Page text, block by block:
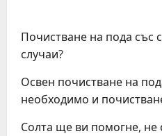
Почистване на пода със
случаи?
Освен почистване на
необходимо и
Солта ще ви помогне, не